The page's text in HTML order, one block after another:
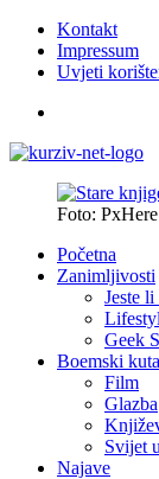
Kontakt
Impressum
Uvjeti
Foto: PxHere
Početna
Zanimljivosti
Jeste
Geek
Boemski
Film
Glazba
Svijet
Najave